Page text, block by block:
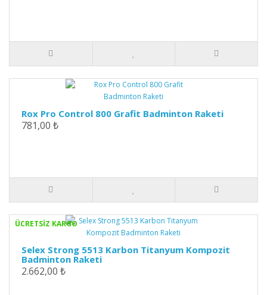
Rox Pro Control 800 Grafit Badminton Raketi
781,00 ₺
ÜCRETSİZ KARGO
Selex Strong 5513 Karbon Titanyum Kompozit
Badminton Raketi
2.662,00 ₺